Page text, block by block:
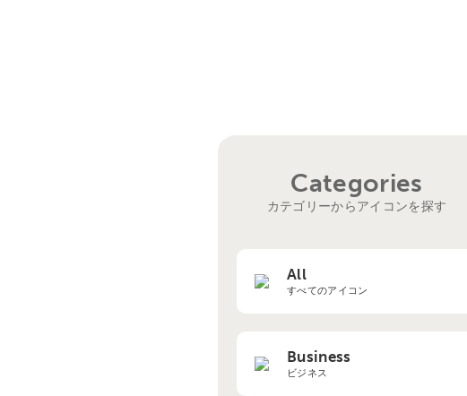
Categories
カテゴリーからアイコンを探す
All
すべてのアイコン
Business
ビジネス